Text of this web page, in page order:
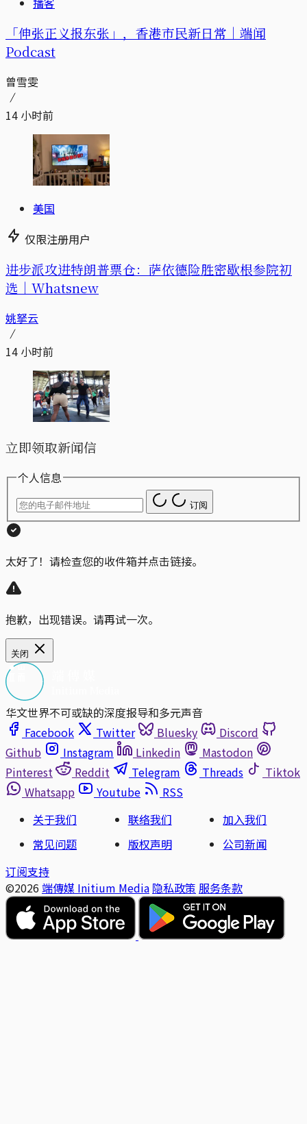
「伸张正义报东张」，香港市民新日常｜端闻
Podcast
曾雪雯
14 小时前
美国
仅限注册用户
进步派攻进特朗普票仓：萨依德险胜密歇根参院初
选｜Whatsnew
姚拏云
14 小时前
立即领取新闻信
个人信息
订阅
太好了！请检查您的收件箱并点击链接。
抱歉，出现错误。请再试一次。
关闭
华文世界不可或缺的深度报导和多元声音
Facebook
Twitter Bluesky
Discord
Github
Instagram Linkedin
Mastodon
Pinterest
Reddit Telegram Threads
Tiktok
Whatsapp
Youtube
RSS
关于我们
联络我们
加入我们
常见问题
版权声明
公司新闻
订阅支持
©2026 端傳媒 Initium Media 隐私政策 服务条款